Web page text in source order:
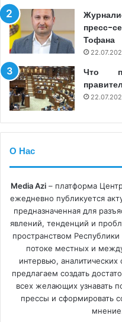
пресс-
Тофана
Что
О Нас
Media Azi– платформа
ежедневно публикуется
предназначенная для
явлений, тенденций и
пространством
потоке местных и
интервью,
предлагаем создать
всех желающих узнавать
прессы и сформировать